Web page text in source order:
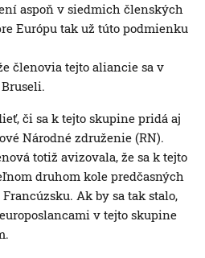
aspoň v siedmich členských
Európu tak už túto podmienku
členovia tejto aliancie sa v
či sa k tejto skupine pridá aj
Národné združenie (RN).
totiž avizovala, že sa k tejto
druhom kole predčasných
Ak by sa tak stalo,
v tejto skupine